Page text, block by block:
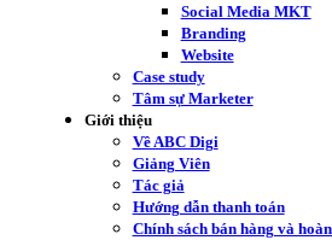
Social Media MKT
Branding
Website
Case study
Tâm sự Marketer
Giới thiệu
Về ABC Digi
Giảng Viên
Tác giả
Hướng dẫn thanh toán
Chính sách bán hàng và